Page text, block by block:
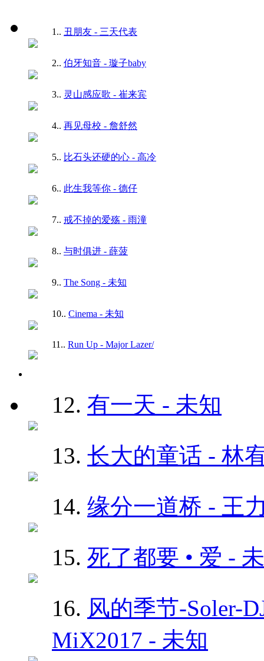
1.. 丑朋友 - 三天代表
2.. 伯牙知音 - 璇子baby
3.. 灵山感应歌 - 崔来宾
4.. 再见母校 - 詹舒然
5.. 比石头还硬的心 - 高冷
6.. 此生我等你 - 德仔
7.. 戒不掉的爱殇 - 雨潼
8.. 与时俱进 - 薛菠
9.. The Song - 未知
10.. Cinema - 未知
11.. Run Up - Major Lazer/
12. 有一天 - 未知
13. 长大的童话 - 林
14. 缘分一道桥 - 王
15. 死了都要 • 爱 -
16. 风的季节-Soler-
MiX2017 - 未知